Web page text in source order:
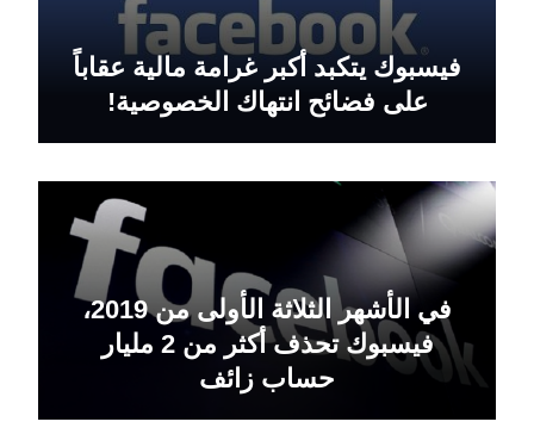
فيسبوك يتكبد أكبر غرامة مالية عقاباً
على فضائح انتهاك الخصوصية!
في الأشهر الثلاثة الأولى من 2019،
فيسبوك تحذف أكثر من 2 مليار
حساب زائف